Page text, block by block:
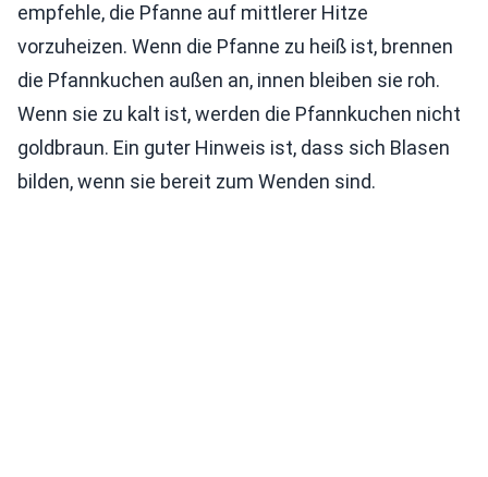
empfehle, die Pfanne auf mittlerer Hitze
vorzuheizen. Wenn die Pfanne zu heiß ist, brennen
die Pfannkuchen außen an, innen bleiben sie roh.
Wenn sie zu kalt ist, werden die Pfannkuchen nicht
goldbraun. Ein guter Hinweis ist, dass sich Blasen
bilden, wenn sie bereit zum Wenden sind.